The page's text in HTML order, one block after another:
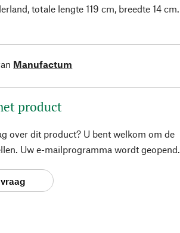
totale lengte 119 cm, breedte 14 cm.
Manufactum
product
over dit product? U bent welkom om de
Uw e-mailprogramma wordt geopend.